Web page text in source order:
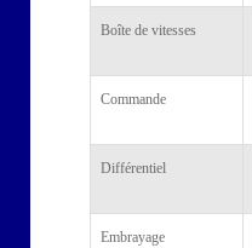
Boîte de vitesses
Commande
Différentiel
Embrayage